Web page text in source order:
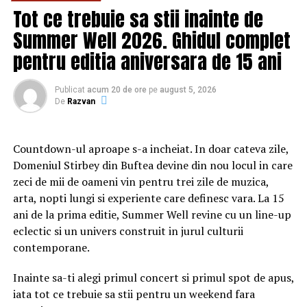
uniforma medicală este tratată ca articol funcțional, cât
și în România, unde clinicile private, cabinetele,
laboratoarele și distribuitorii sunt tot mai atenți la
calitatea materialelor, certificări, aspect profesional și
diferențiere prin produs.
uniformelor medicale este estimată la peste 54 de
miliarde de dolari în 2025, urmând să ajungă la 58,4
miliarde de dolari în 2026 și la aproape 130 de miliarde
de dolari până în 2034. Raportul descrie uniformele
medicale ca articole de protecție purtate de personalul
medical și le include în zona controlului infecțiilor, într-
o piață susținută de dezvoltarea infrastructurii medicale,
mare pentru siguranță în mediile clinice.
Tot ce trebuie sa stii inainte de
Summer Well 2026. Ghidul complet
pentru editia aniversara de 15 ani
Publicat acum 20 de ore pe august 5, 2026
De Razvan
Countdown-ul aproape s-a incheiat. In doar cateva zile,
Domeniul Stirbey din Buftea devine din nou locul in care
zeci de mii de oameni vin pentru trei zile de muzica,
arta, nopti lungi si experiente care definesc vara. La 15
ani de la prima editie, Summer Well revine cu un line-up
eclectic si un univers construit in jurul culturii
contemporane.
Inainte sa-ti alegi primul concert si primul spot de apus,
iata tot ce trebuie sa stii pentru un weekend fara